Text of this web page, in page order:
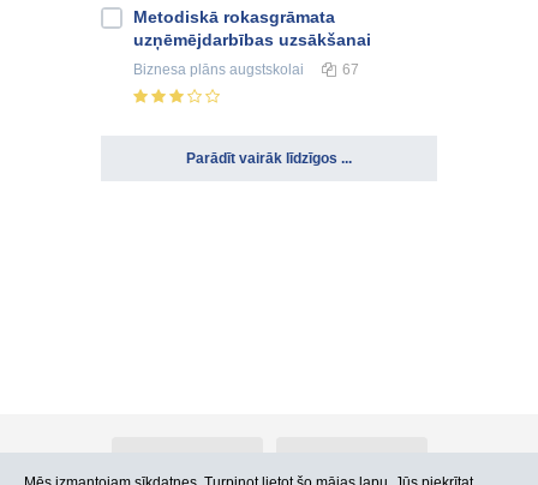
Metodiskā rokasgrāmata
uzņēmējdarbības uzsākšanai
Biznesa plāns augstskolai 67
Parādīt vairāk līdzīgos ...